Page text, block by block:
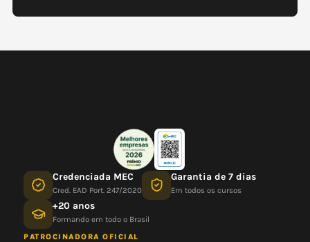
Credenciada MEC
Cred. EAD Port. 247/2020
Garantia de 7 dias
Em todos os cursos
+20 anos
Formando em todo o Brasil
PATROCINADORA OFICIAL